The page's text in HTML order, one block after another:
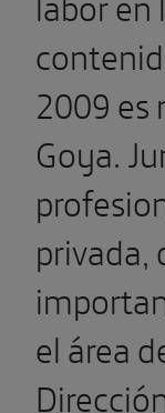
2009 es
Goya.
privada,
el área